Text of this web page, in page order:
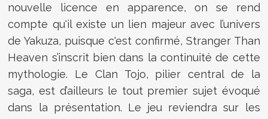
nouvelle licence en apparence, on se rend
compte qu'il existe un lien majeur avec l’univers
de Yakuza, puisque c'est confirmé, Stranger Than
Heaven s’inscrit bien dans la continuité de cette
mythologie. Le Clan Tojo, pilier central de la
saga, est d’ailleurs le tout premier sujet évoqué
dans la présentation. Le jeu reviendra sur les